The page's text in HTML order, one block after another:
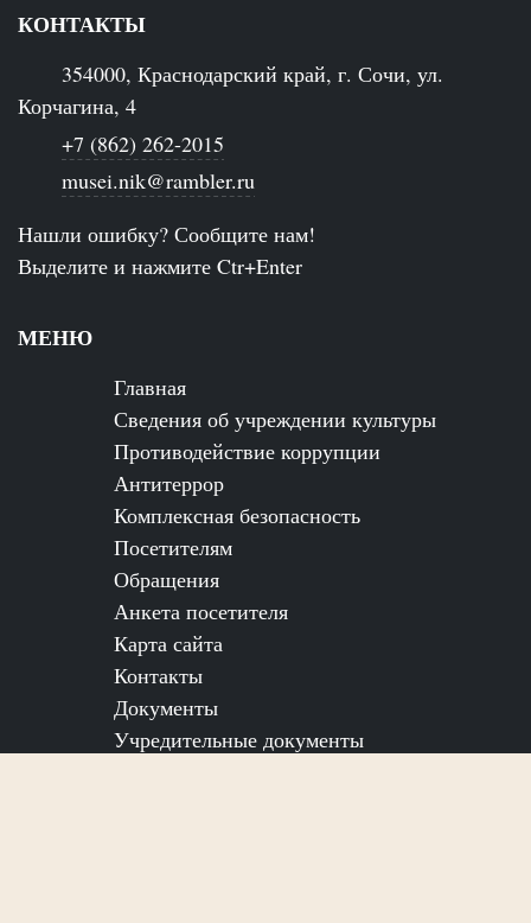
КОНТАКТЫ
354000, Краснодарский край, г. Сочи, ул.
Корчагина, 4
+7 (862) 262-2015
musei.nik@rambler.ru
Нашли ошибку? Сообщите нам!
Выделите и нажмите Ctr+Enter
МЕНЮ
Главная
Сведения об учреждении культуры
Противодействие коррупции
Антитеррор
Комплексная безопасность
Посетителям
Обращения
Анкета посетителя
Карта сайта
Контакты
Документы
Учредительные документы